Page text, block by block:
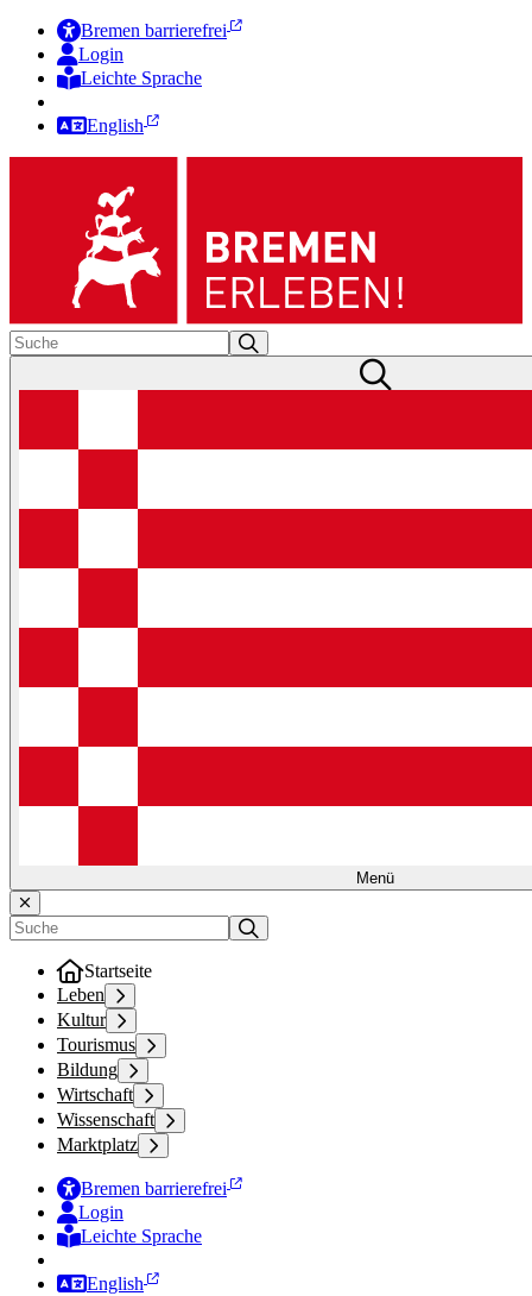
Bremen barrierefrei
Login
Leichte Sprache
English
Menü
Startseite
Leben
Kultur
Tourismus
Bildung
Wirtschaft
Wissenschaft
Marktplatz
Bremen barrierefrei
Login
Leichte Sprache
English